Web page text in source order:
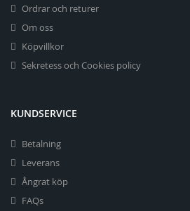
Ordrar och returer
Om oss
Köpvillkor
Sekretess och Cookies policy
KUNDSERVICE
Betalning
Leverans
Ångrat köp
FAQs